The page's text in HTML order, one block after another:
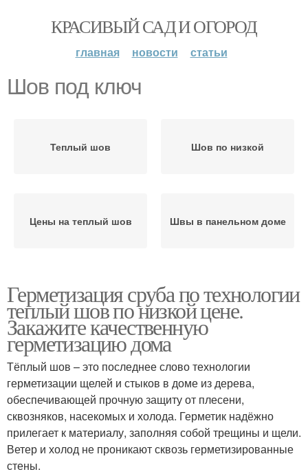
КРАСИВЫЙ САД И ОГОРОД
главная новости статьи
Шов под ключ
Теплый шов Шов по низкой
Цены на теплый шов Швы в панельном доме
Герметизация сруба по технологии
теплый шов по низкой цене.
Закажите качественную
герметизацию дома
Тёплый шов – это последнее слово технологии
герметизации щелей и стыков в доме из дерева,
обеспечивающей прочную защиту от плесени,
сквозняков, насекомых и холода. Герметик надёжно
прилегает к материалу, заполняя собой трещины и щели.
Ветер и холод не проникают сквозь герметизированные
стены.